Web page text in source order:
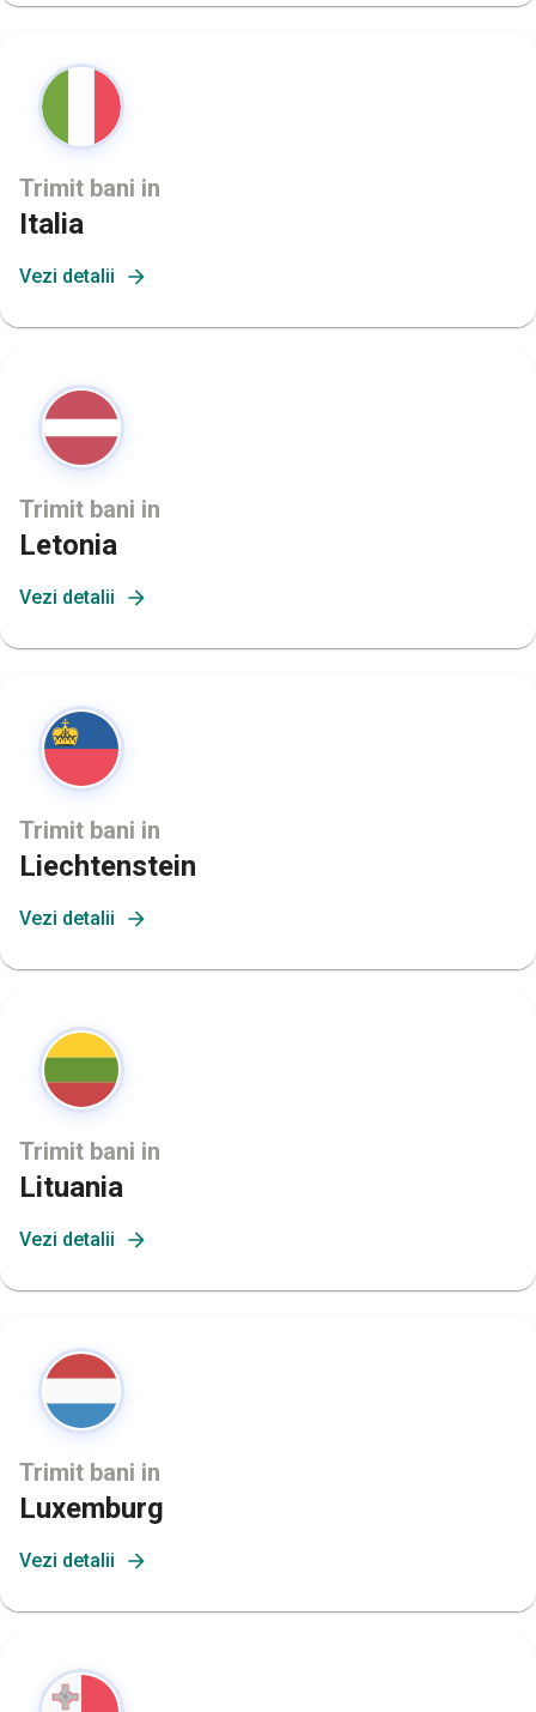
Trimit bani in
Italia
Vezi detalii
Trimit bani in
Letonia
Vezi detalii
Trimit bani in
Liechtenstein
Vezi detalii
Trimit bani in
Lituania
Vezi detalii
Trimit bani in
Luxemburg
Vezi detalii